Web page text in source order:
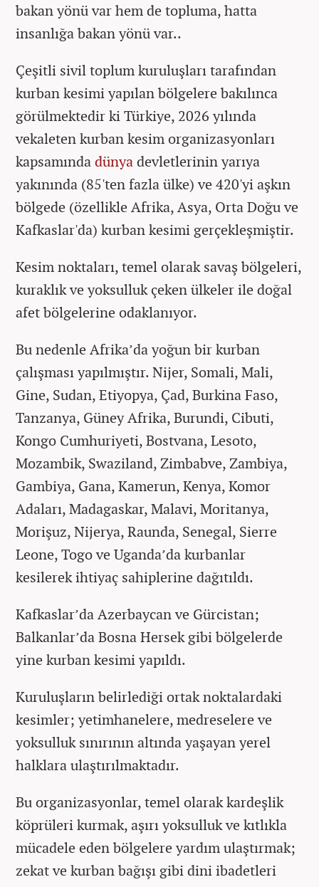
bakan yönü var hem de topluma, hatta
insanlığa bakan yönü var..
Çeşitli sivil toplum kuruluşları tarafından
kurban kesimi yapılan bölgelere bakılınca
görülmektedir ki Türkiye, 2026 yılında
vekaleten kurban kesim organizasyonları
kapsamındadünyadevletlerinin yarıya
yakınında (85'ten fazla ülke) ve 420'yi aşkın
bölgede (özellikle Afrika, Asya, Orta Doğu ve
Kafkaslar'da) kurban kesimi gerçekleşmiştir.
Kesim noktaları, temel olarak savaş bölgeleri,
kuraklık ve yoksulluk çeken ülkeler ile doğal
afet bölgelerine odaklanıyor.
Bu nedenle Afrika’da yoğun bir kurban
çalışması yapılmıştır. Nijer, Somali, Mali,
Gine, Sudan, Etiyopya, Çad, Burkina Faso,
Tanzanya, Güney Afrika, Burundi, Cibuti,
Kongo Cumhuriyeti, Bostvana, Lesoto,
Mozambik, Swaziland, Zimbabve, Zambiya,
Gambiya, Gana, Kamerun, Kenya, Komor
Adaları, Madagaskar, Malavi, Moritanya,
Morişuz, Nijerya, Raunda, Senegal, Sierre
Leone, Togo ve Uganda’da kurbanlar
kesilerek ihtiyaç sahiplerine dağıtıldı.
Kafkaslar’da Azerbaycan ve Gürcistan;
Balkanlar’da Bosna Hersek gibi bölgelerde
yine kurban kesimi yapıldı.
Kuruluşların belirlediği ortak noktalardaki
kesimler; yetimhanelere, medreselere ve
yoksulluk sınırının altında yaşayan yerel
halklara ulaştırılmaktadır.
Bu organizasyonlar, temel olarak kardeşlik
köprüleri kurmak, aşırı yoksulluk ve kıtlıkla
mücadele eden bölgelere yardım ulaştırmak;
zekat ve kurban bağışı gibi dini ibadetleri